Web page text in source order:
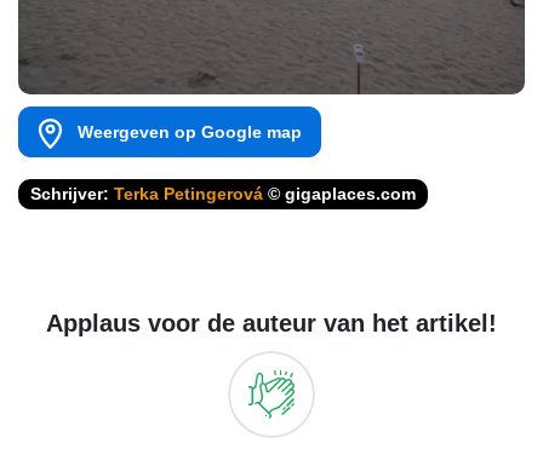
Weergeven op Google map
Schrijver: Terka Petingerová © gigaplaces.com
Applaus voor de auteur van het artikel!